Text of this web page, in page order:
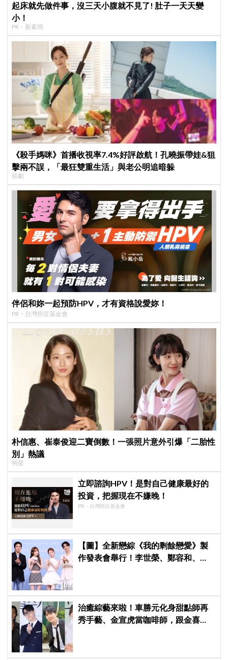
起床就先做件事，沒三天小腹就不見了! 肚子一天天變
小！
PR・新素簡
《殺手媽咪》首播收視率7.4%好評啟航！孔曉振帶娃&狙
擊兩不誤，「最狂雙重生活」與老公明追暗躲
韓劇
伴侶和妳一起預防HPV，才有資格說愛妳！
PR・台灣癌症基金會
朴信惠、崔泰俊迎二寶倒數！一張照片意外引爆「二胎性
別」熱議
明星
立即諮詢HPV！是對自己健康最好的
投資，把握現在不嫌晚！
PR・台灣癌症基金會
【圖】全新戀綜《我的剩餘戀愛》製
作發表會舉行！李世榮、鄭容和、
治癒綜藝來啦！車勝元化身甜點師再
秀手藝、金宣虎當咖啡師，跟金喜